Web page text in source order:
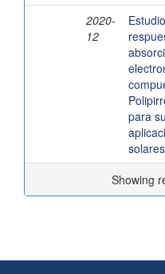
2020-
12
para
Showing